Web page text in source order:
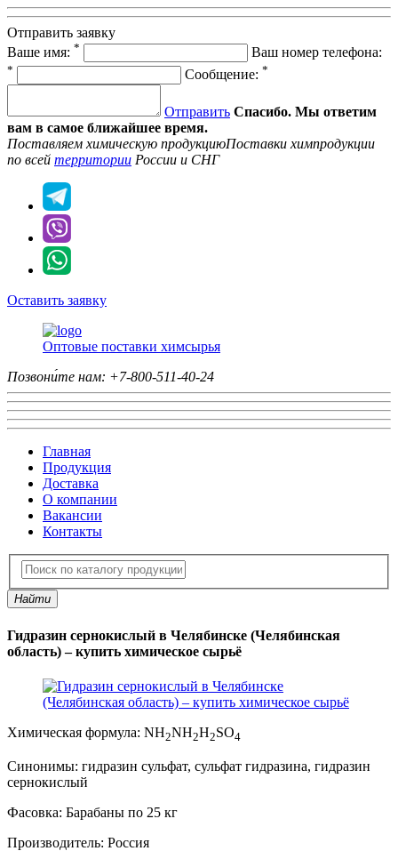
Отправить заявку
Ваше имя: * Ваш номер телефона:
* Сообщение: *
Отправить Спасибо. Мы ответим
вам в самое ближайшее время.
Поставляем химическую продукциюПоставки химпродукции
по всей территории России и СНГ
Оставить заявку
Оптовые поставки химсырья
Позвони́те нам: +7-800-511-40-24
Главная
Продукция
Доставка
О компании
Вакансии
Контакты
Найти
Гидразин сернокислый в Челябинске (Челябинская
область) – купить химическое сырьё
Химическая формула: NH2NH2H2SO4
Синонимы: гидразин сульфат, сульфат гидразина, гидразин
сернокислый
Фасовка: Барабаны по 25 кг
Производитель: Россия